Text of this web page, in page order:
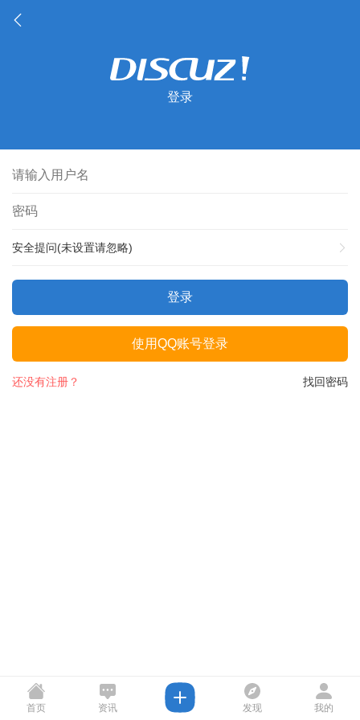
登录
安全提问(未设置请忽略)
登录
使用QQ账号登录
找回密码
还没有注册？
首页 资讯 发现 我的